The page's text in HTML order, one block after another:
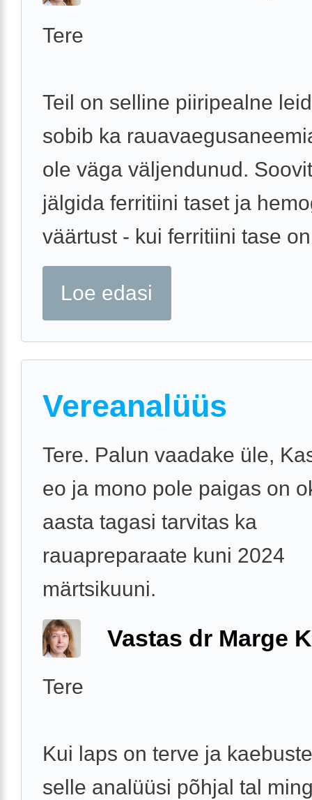
Tere
Teil on selline piiripealne
sobib ka
ole väga väljendunud.
jälgida ferritiini taset ja
väärtust - kui ferritiini tase
Loe edasi
Vereanalüüs
Tere. Palun vaadake üle,
eo ja mono pole paigas on
aasta tagasi tarvitas ka
rauapreparaate kuni 2024
märtsikuuni.
Vastas dr Marge
Tere
Kui laps on terve ja
selle analüüsi põhjal tal